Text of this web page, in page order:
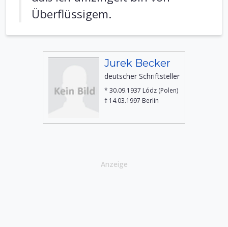
Überflüssigem.
Jurek Becker
deutscher Schriftsteller
* 30.09.1937 Lódz (Polen)
† 14.03.1997 Berlin
Anzeige